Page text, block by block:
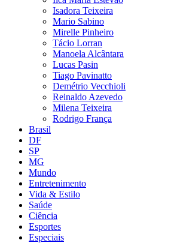
Isadora Teixeira
Mario Sabino
Mirelle Pinheiro
Tácio Lorran
Manoela Alcântara
Lucas Pasin
Tiago Pavinatto
Demétrio Vecchioli
Reinaldo Azevedo
Milena Teixeira
Rodrigo França
Brasil
DF
SP
MG
Mundo
Entretenimento
Vida & Estilo
Saúde
Ciência
Esportes
Especiais